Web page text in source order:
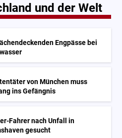
und der Welt
Engpässe bei
von München muss
ins Gefängnis
Fahrer nach Unfall in
gesucht